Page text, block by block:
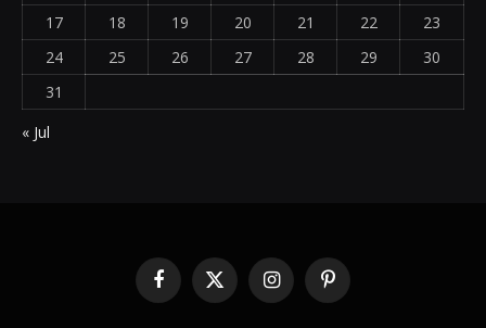
17
18 19 20 21 22
23
24
25 26 27 28 29
30
31
« Jul
Facebook
X
(Twitter)
InstagramPinterest